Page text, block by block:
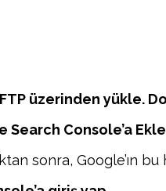
üzerinden yükle.
Search Console’a
sonra, Google’ın bu